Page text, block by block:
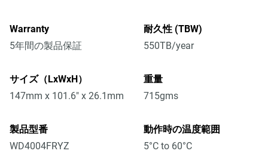
Warranty
5年間の製品保証
耐久性 (TBW)
550TB/year
サイズ（LxWxH）
147mm x 101.6" x 26.1mm
重量
715gms
製品型番
WD4004FRYZ
動作時の温度範囲
5°C to 60°C